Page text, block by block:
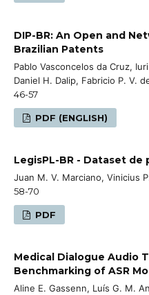
DIP-BR: An Open and
Brazilian Patents
Pablo Vasconcelos da Cruz,
Daniel H. Dalip, Fabricio P. V.
46-57
PDF (ENGLISH)
LegisPL-BR - Dataset
Juan M. V. Marciano, Vinicius
58-70
PDF
Medical Dialogue Audio
Benchmarking of ASR
Aline E. Gassenn, Luís G. M.